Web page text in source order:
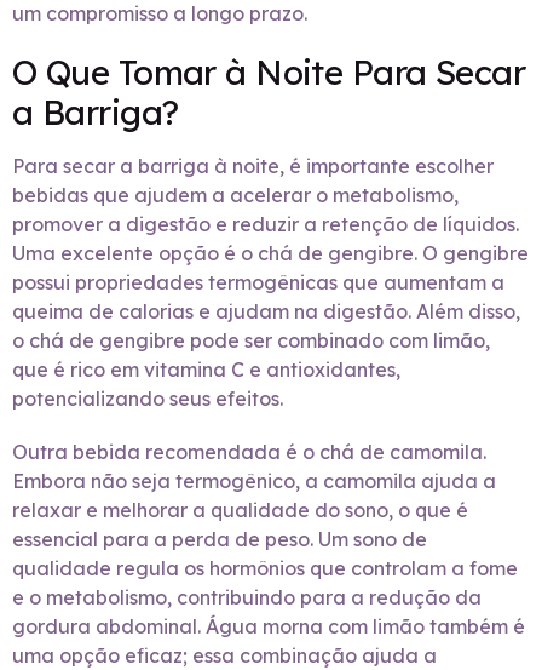
um compromisso a longo prazo.
O Que Tomar à Noite Para Secar
a Barriga?
Para secar a barriga à noite, é importante escolher
bebidas que ajudem a acelerar o metabolismo,
promover a digestão e reduzir a retenção de líquidos.
Uma excelente opção é o chá de gengibre. O gengibre
possui propriedades termogênicas que aumentam a
queima de calorias e ajudam na digestão. Além disso,
o chá de gengibre pode ser combinado com limão,
que é rico em vitamina C e antioxidantes,
potencializando seus efeitos.
Outra bebida recomendada é o chá de camomila.
Embora não seja termogênico, a camomila ajuda a
relaxar e melhorar a qualidade do sono, o que é
essencial para a perda de peso. Um sono de
qualidade regula os hormônios que controlam a fome
e o metabolismo, contribuindo para a redução da
gordura abdominal. Água morna com limão também é
uma opção eficaz; essa combinação ajuda a